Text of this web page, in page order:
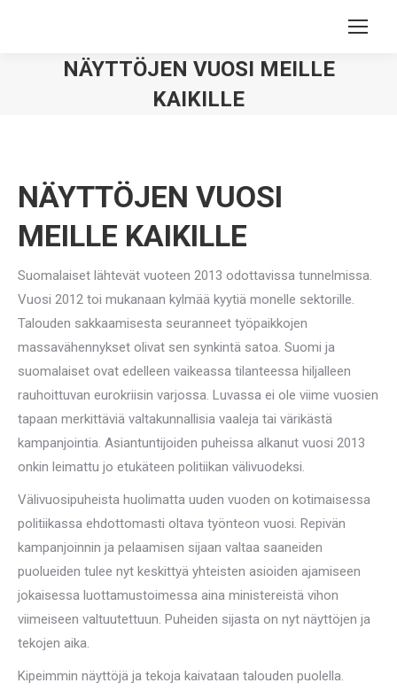
NÄYTTÖJEN VUOSI MEILLE
KAIKILLE
NÄYTTÖJEN VUOSI
MEILLE KAIKILLE
Suomalaiset lähtevät vuoteen 2013 odottavissa tunnelmissa.
Vuosi 2012 toi mukanaan kylmää kyytiä monelle sektorille.
Talouden sakkaamisesta seuranneet työpaikkojen
massavähennykset olivat sen synkintä satoa. Suomi ja
suomalaiset ovat edelleen vaikeassa tilanteessa hiljalleen
rauhoittuvan eurokriisin varjossa. Luvassa ei ole viime vuosien
tapaan merkittäviä valtakunnallisia vaaleja tai värikästä
kampanjointia. Asiantuntijoiden puheissa alkanut vuosi 2013
onkin leimattu jo etukäteen politiikan välivuodeksi.
Välivuosipuheista huolimatta uuden vuoden on kotimaisessa
politiikassa ehdottomasti oltava työnteon vuosi. Repivän
kampanjoinnin ja pelaamisen sijaan valtaa saaneiden
puolueiden tulee nyt keskittyä yhteisten asioiden ajamiseen
jokaisessa luottamustoimessa aina ministereistä vihon
viimeiseen valtuutettuun. Puheiden sijasta on nyt näyttöjen ja
tekojen aika.
Kipeimmin näyttöjä ja tekoja kaivataan talouden puolella.